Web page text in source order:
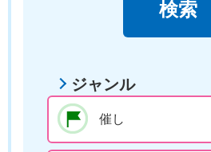
ジャンル
催し